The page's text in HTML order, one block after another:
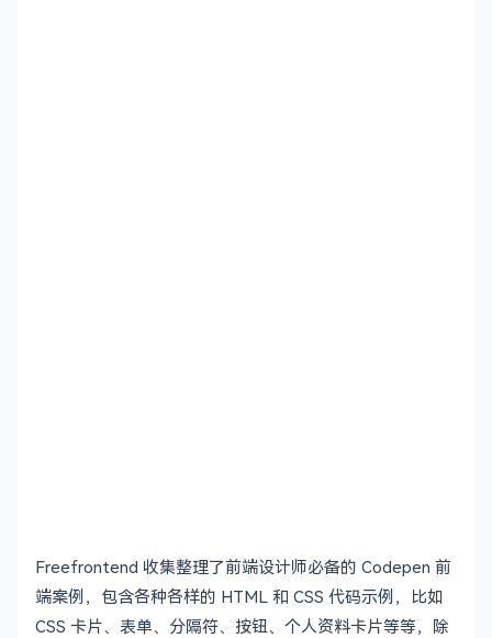
Freefrontend 收集整理了前端设计师必备的 Codepen 前
端案例，包含各种各样的 HTML 和 CSS 代码示例，比如
CSS 卡片、表单、分隔符、按钮、个人资料卡片等等，除